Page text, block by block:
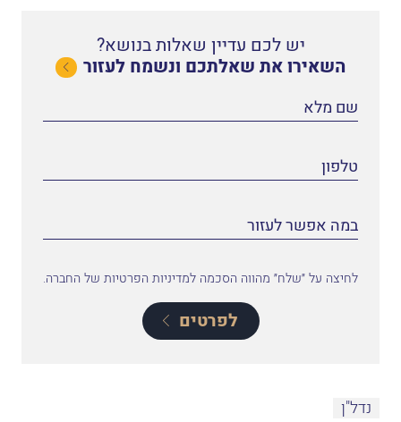
יש לכם עדיין שאלות בנושא?
השאירו את שאלתכם ונשמח לעזור
לחיצה על ״שלח״ מהווה הסכמה למדיניות הפרטיות של החברה.
לפרטים
נדל"ן